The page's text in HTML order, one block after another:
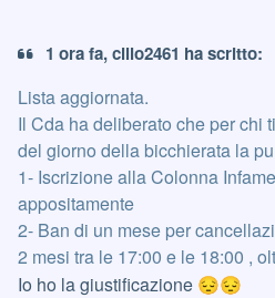
1 ora fa, cillo2461 ha scritto:
Lista aggiornata.
Il Cda ha deliberato che per chi
del giorno della bicchierata la
1- Iscrizione alla Colonna
appositamente
2- Ban di un mese per
2 mesi tra le 17:00 e le 18:00 ,
Io ho la giustificazione 😔😔